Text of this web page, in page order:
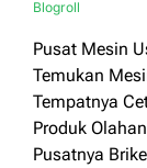
Blogroll
Pusat Mesin
Temukan
Tempatnya
Produk
Pusatnya